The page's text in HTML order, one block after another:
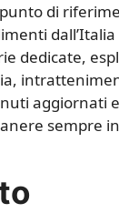
di
dedicate,
aggiornati
sempre